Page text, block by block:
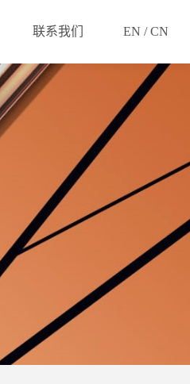
联系我们 EN / CN